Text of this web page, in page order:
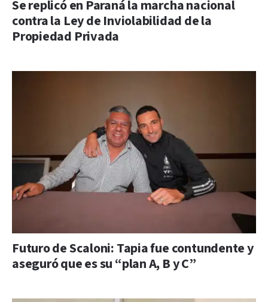
Se replicó en Paraná la marcha nacional
contra la Ley de Inviolabilidad de la
Propiedad Privada
Futuro de Scaloni: Tapia fue contundente y
aseguró que es su “plan A, B y C”